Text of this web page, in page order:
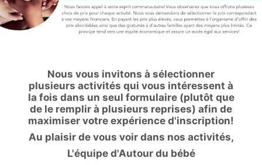
Nous vous invitons à sélectionner
plusieurs activités qui vous intéressent à
la fois dans un seul formulaire (plutôt que
de le remplir à plusieurs reprises) afin de
maximiser votre expérience d'inscription!
Au plaisir de vous voir dans nos activités,
L'équipe d'Autour du bébé